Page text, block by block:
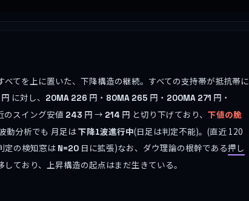
べてを上に置いた、下降構造の継続。すべての支持帯が抵抗帯に
円 に対し、 20MA 226 円・ 80MA 265 円・ 200MA 271 円・
のスイング安値 243 円 → 214 円 と切り下げており、 下値の脆
動分析でも 月足は下降1波進行中(日足は判定不能)。(直近 120
定の検知窓は N=20 日に拡張)なお、ダウ理論の根幹である押し
しており、上昇構造の起点はまだ生きている。